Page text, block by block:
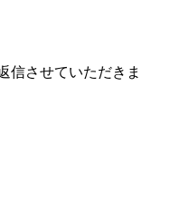
信させていただきま